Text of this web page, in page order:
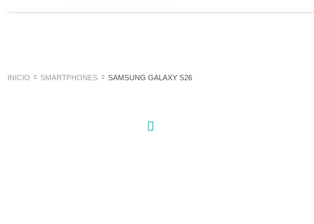
INICIO SMARTPHONES SAMSUNG GALAXY S26